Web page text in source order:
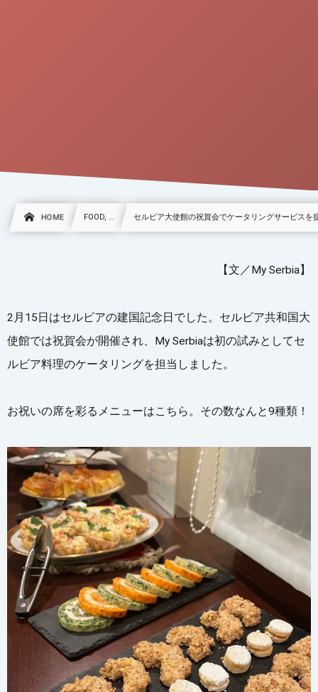
HOME FOOD, … セルビア大使館の祝賀会でケータリングサービスを
【文／My Serbia】
2月15日はセルビアの建国記念日でした。セルビア共和国大
使館では祝賀会が開催され、My Serbiaは初の試みとしてセ
ルビア料理のケータリングを担当しました。
お祝いの席を彩るメニューはこちら。その数なんと9種類！